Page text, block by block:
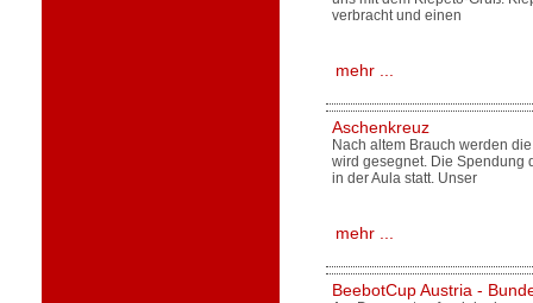
verbracht und einen
mehr ...
Aschenkreuz
Nach altem Brauch werden
wird gesegnet. Die Spendung
in der Aula statt. Unser
mehr ...
BeebotCup Austria -